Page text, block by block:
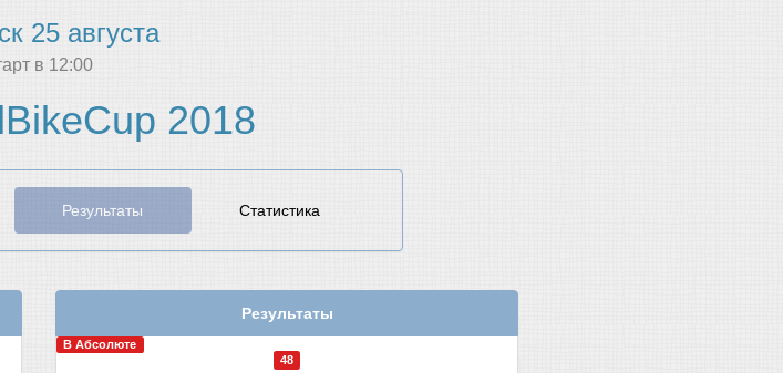
25 августа
в 12:00
2018
Результаты Статистика
Результаты
В Абсолюте
48